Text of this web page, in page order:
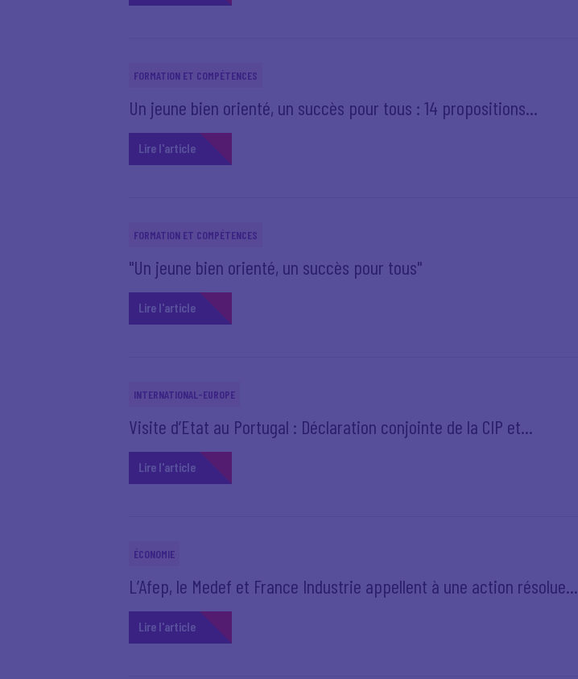
FORMATION ET COMPÉTENCES
Un jeune bien orienté, un succès pour tous : 14 propositions...
Lire l'article
FORMATION ET COMPÉTENCES
"Un jeune bien orienté, un succès pour tous"
Lire l'article
INTERNATIONAL-EUROPE
Visite d’Etat au Portugal : Déclaration conjointe de la CIP et...
Lire l'article
ÉCONOMIE
L’Afep, le Medef et France Industrie appellent à une action résolue...
Lire l'article